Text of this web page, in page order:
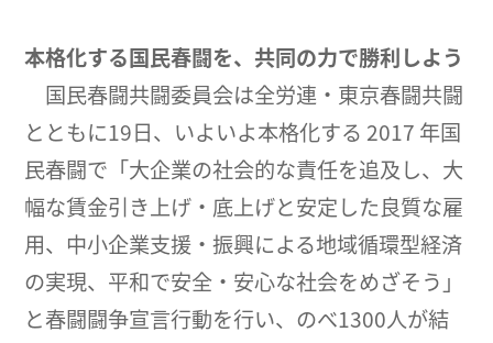
本格化する国民春闘を、共同の力で勝利しよう
国民春闘共闘委員会は全労連・東京春闘共闘
とともに19日、いよいよ本格化する 2017 年国
民春闘で「大企業の社会的な責任を追及し、大
幅な賃金引き上げ・底上げと安定した良質な雇
用、中小企業支援・振興による地域循環型経済
の実現、平和で安全・安心な社会をめざそう」
と春闘闘争宣言行動を行い、のべ1300人が結